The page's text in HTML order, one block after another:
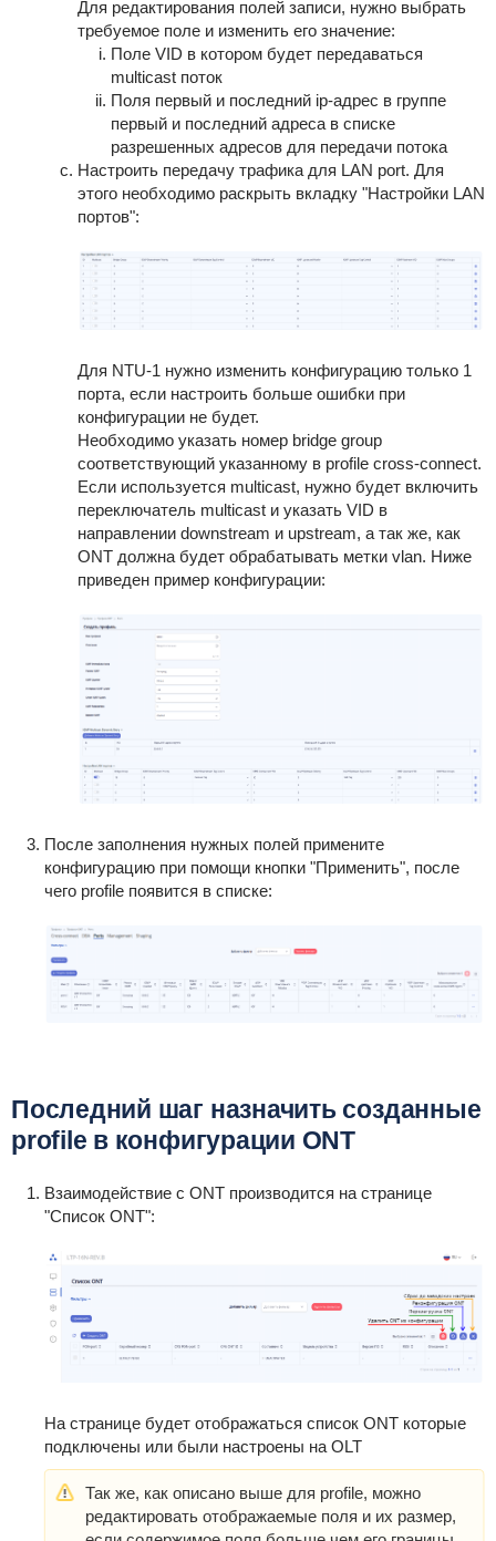
Для редактирования полей записи, нужно выбрать
требуемое поле и изменить его значение:
Поле VID в котором будет передаваться
multicast поток
Поля первый и последний ip-адрес в группе
первый и последний адреса в списке
разрешенных адресов для передачи потока
Настроить передачу трафика для LAN port. Для
этого необходимо раскрыть вкладку "Настройки LAN
портов":
Для NTU-1 нужно изменить конфигурацию только 1
порта, если настроить больше ошибки при
конфигурации не будет.
Необходимо указать номер bridge group
соответствующий указанному в profile cross-connect.
Если используется multicast, нужно будет включить
переключатель multicast и указать VID в
направлении downstream и upstream, а так же, как
ONT должна будет обрабатывать метки vlan. Ниже
приведен пример конфигурации:
После заполнения нужных полей примените
конфигурацию при помощи кнопки "Применить", после
чего profile появится в списке:
Последний шаг назначить созданные
profile в конфигурации ONT
Взаимодействие с ONT производится на странице
"Список ONT":
На странице будет отображаться список ONT которые
подключены или были настроены на OLT
Так же, как описано выше для profile, можно
редактировать отображаемые поля и их размер,